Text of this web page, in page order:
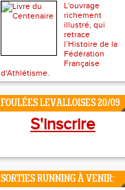
L'ouvrage
richement
illustré, qui
retrace
l’Histoire de la
Fédération
Française
d'Athlétisme.
FOULÉES LEVALLOISES 20/09
S'inscrire
SORTIES RUNNING À VENIR: